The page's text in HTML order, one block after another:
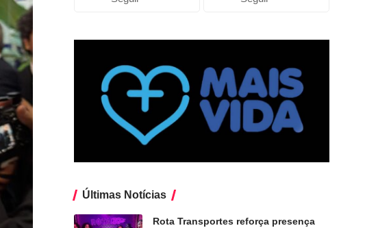
Últimas Notícias
Rota Transportes reforça presença